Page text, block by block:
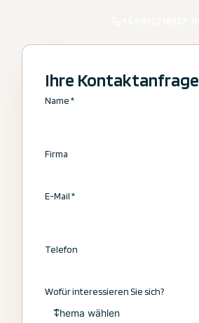
Ihre Kontaktanfrage
Name*
Firma
E-Mail*
Telefon
Wofür interessieren Sie sich?